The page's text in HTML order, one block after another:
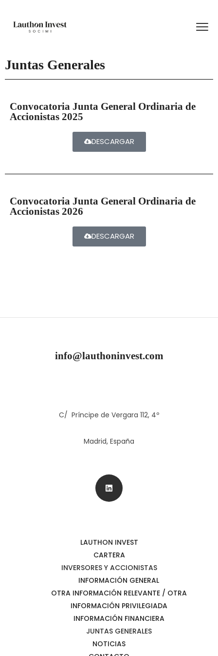
Juntas Generales
Convocatoria Junta General Ordinaria de
Accionistas 2025
DESCARGAR
Convocatoria Junta General Ordinaria de
Accionistas 2026
DESCARGAR
info@lauthoninvest.com
C/ Príncipe de Vergara 112, 4º
Madrid, España
LAUTHON INVEST
CARTERA
INVERSORES Y ACCIONISTAS
INFORMACIÓN GENERAL
OTRA INFORMACIÓN RELEVANTE / OTRA
INFORMACIÓN PRIVILEGIADA
INFORMACIÓN FINANCIERA
JUNTAS GENERALES
NOTICIAS